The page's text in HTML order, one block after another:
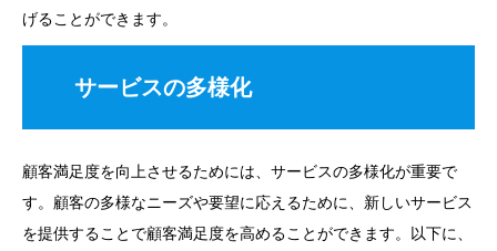
げることができます。
サービスの多様化
顧客満足度を向上させるためには、サービスの多様化が重要で
す。顧客の多様なニーズや要望に応えるために、新しいサービス
を提供することで顧客満足度を高めることができます。以下に、